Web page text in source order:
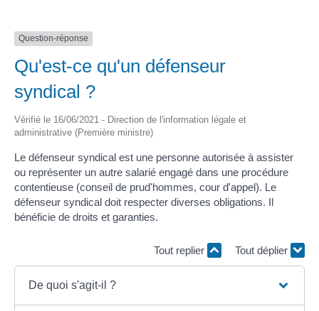
Question-réponse
Qu'est-ce qu'un défenseur
syndical ?
Vérifié le 16/06/2021 - Direction de l'information légale et
administrative (Première ministre)
Le défenseur syndical est une personne autorisée à assister
ou représenter un autre salarié engagé dans une procédure
contentieuse (conseil de prud'hommes, cour d'appel). Le
défenseur syndical doit respecter diverses obligations. Il
bénéficie de droits et garanties.
Tout replier Tout déplier
De quoi s'agit-il ?